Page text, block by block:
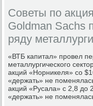
Советы по
Goldman Sachs
ряду
«ВТБ капитал» провел
металлургического
акций «Норникеля» со
«держать» не
акций «Русала» с 2,8 до
«держать» не